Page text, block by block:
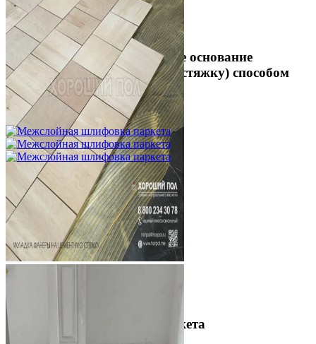
Укладка фанеры на бетонное основание
(огрунтованную цементную стяжку) способом
жесткого приклеивания
750 ₽
Межслойная шлифовка паркета